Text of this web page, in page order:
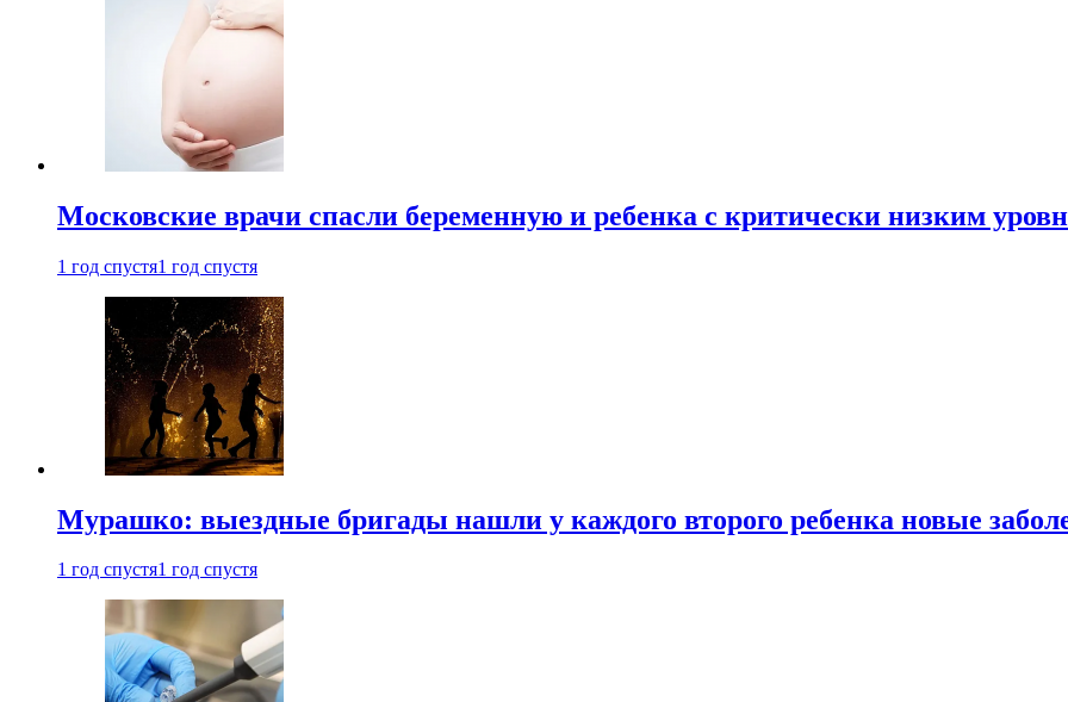
Московские врачи спасли беременную и ребенка с критически низким
1 год спустя1 год спустя
Мурашко: выездные бригады нашли у каждого второго ребенка новые
1 год спустя1 год спустя